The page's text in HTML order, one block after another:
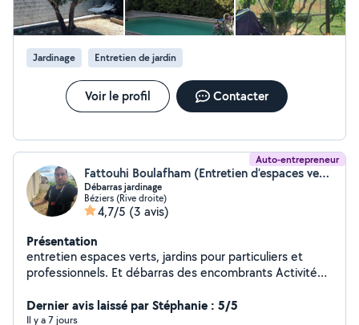
Jardinage Entretien de jardin
Voir le profil Contacter
Auto-entrepreneur
Fattouhi Boulafham (Entretien d’espaces verts, jardins)
Débarras jardinage
Béziers (Rive droite)
4,7/5 (3 avis)
Présentation
entretien espaces verts, jardins pour particuliers et
professionnels. Et débarras des encombrants Activité
Dernier avis laissé par Stéphanie : 5/5
Il y a 7 jours